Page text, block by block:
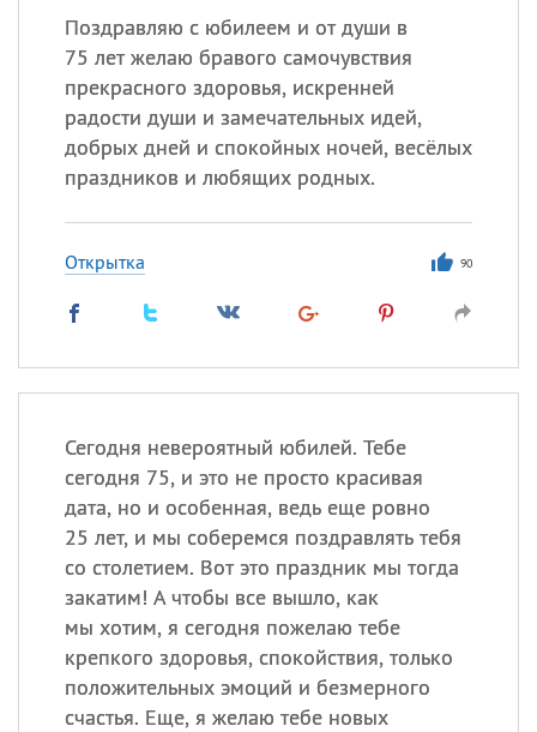
Поздравляю с юбилеем и от души в
75 лет желаю бравого самочувствия
прекрасного здоровья, искренней
радости души и замечательных идей,
добрых дней и спокойных ночей, весёлых
праздников и любящих родных.
Открытка 90
Сегодня невероятный юбилей. Тебе
сегодня 75, и это не просто красивая
дата, но и особенная, ведь еще ровно
25 лет, и мы соберемся поздравлять тебя
со столетием. Вот это праздник мы тогда
закатим! А чтобы все вышло, как
мы хотим, я сегодня пожелаю тебе
крепкого здоровья, спокойствия, только
положительных эмоций и безмерного
счастья. Еще, я желаю тебе новых
11.08
День Святой Клары —
покровительницы
телевидения
происхождение